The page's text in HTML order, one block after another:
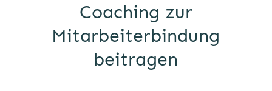
Coaching zur
Mitarbeiterbindung
beitragen